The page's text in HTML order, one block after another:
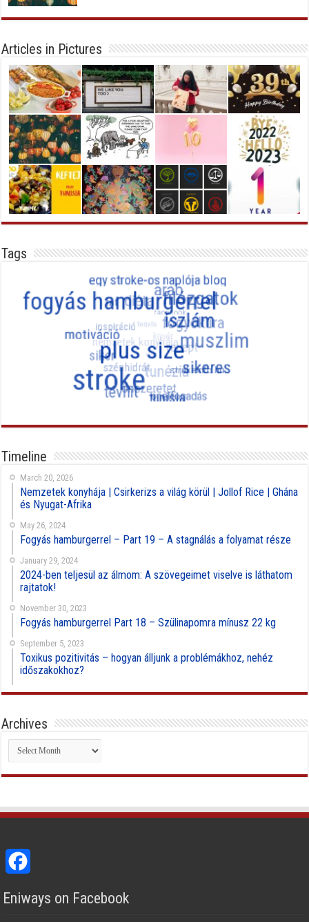
Articles in Pictures
Tags
Timeline
March 20, 2026
Nemzetek konyhája | Csirkerizs a világ körül | Jollof Rice | Ghána
és Nyugat-Afrika
May 26, 2024
Fogyás hamburgerrel – Part 19 – A stagnálás a folyamat része
January 29, 2024
2024-ben teljesül az álmom: A szövegeimet viselve is láthatom
rajtatok!
November 30, 2023
Fogyás hamburgerrel Part 18 – Szülinapomra mínusz 22 kg
September 5, 2023
Toxikus pozitivitás – hogyan álljunk a problémákhoz, nehéz
időszakokhoz?
Archives
Archives
Eniways on Facebook